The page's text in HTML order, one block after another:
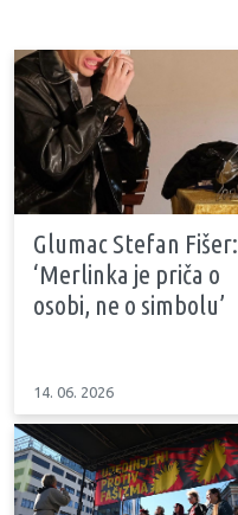
Glumac Stefan Fišer:
‘Merlinka je priča o
osobi, ne o simbolu’
14. 06. 2026